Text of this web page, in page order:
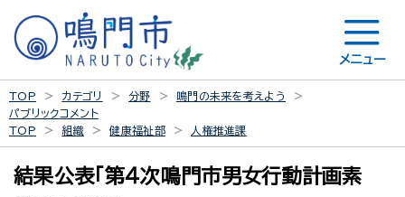
メニュー
TOP カテゴリ 分野
鳴門の未来を考えよう
パブリックコメント
TOP
組織 健康福祉部 人権推進課
結果公表「第４次鳴門市男女行動計画素